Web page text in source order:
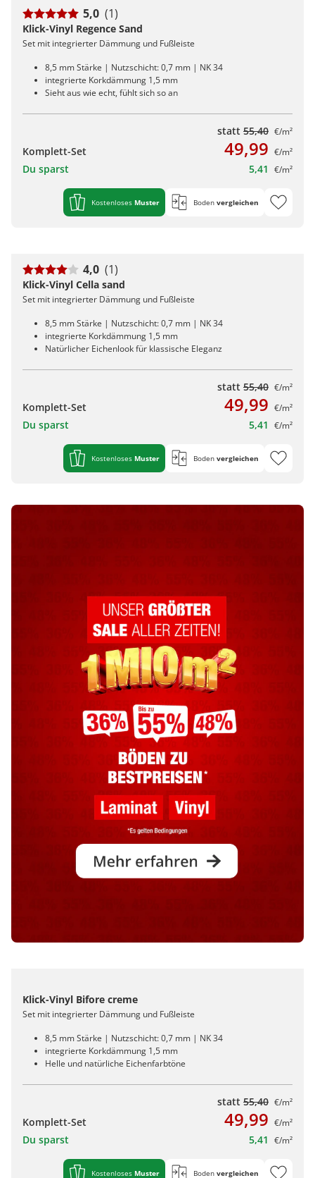
5,0 (1)
Klick-Vinyl Regence Sand
Set mit integrierter Dämmung und Fußleiste
8,5 mm Stärke | Nutzschicht: 0,7 mm | NK 34
integrierte Korkdämmung 1,5 mm
Sieht aus wie echt, fühlt sich so an
statt 55,40 €/m²
Komplett-Set 49,99 €/m²
Du sparst 5,41 €/m²
Kostenloses Muster Boden vergleichen
4,0 (1)
Klick-Vinyl Cella sand
Set mit integrierter Dämmung und Fußleiste
8,5 mm Stärke | Nutzschicht: 0,7 mm | NK 34
integrierte Korkdämmung 1,5 mm
Natürlicher Eichenlook für klassische Eleganz
statt 55,40 €/m²
Komplett-Set 49,99 €/m²
Du sparst 5,41 €/m²
Kostenloses Muster Boden vergleichen
Klick-Vinyl Bifore creme
Set mit integrierter Dämmung und Fußleiste
8,5 mm Stärke | Nutzschicht: 0,7 mm | NK 34
integrierte Korkdämmung 1,5 mm
Helle und natürliche Eichenfarbtöne
statt 55,40 €/m²
Komplett-Set 49,99 €/m²
Du sparst 5,41 €/m²
Kostenloses Muster Boden vergleichen